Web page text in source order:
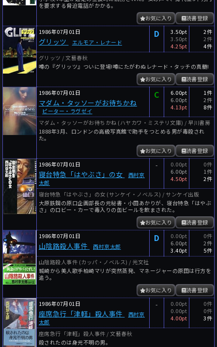
を要求する脅迫電話がかかる。
読書登録
お気に入り
1986年07月01日
グリッツ エルモア・レナード
D
3.50pt
3.50pt
4.25pt
2件
2件
4件
グリッツ / 文藝春秋
噂の『グリッツ』ついに登場!噂にたがわぬレナード・タッチの真髄!
読書登録
お気に入り
1986年07月01日
マダム・タッソーがお待ちかね
ピーター・ラヴゼイ
C
6.00pt
6.00pt
4.13pt
1件
2件
8件
マダム・タッソーがお待ちかね (ハヤカワ・ミステリ文庫) / 早川書房
1888年3月、ロンドンの高級写真館で助手をつとめる男が毒殺され
た。
読書登録
お気に入り
1986年07月01日
寝台特急「はやぶさ」の女
西村京
太郎
-
0.00pt
6.00pt
4.50pt
0件
1件
2件
寝台特急「はやぶさ」の女 (サンケイ・ノベルス) / サンケイ出版
大原鉄鋼の原口企画部長の元秘書・小田あかりが、寝台特急「はやぶ
さ」のロビー・カーで毒入りの缶ビールを飲まされた。
読書登録
お気に入り
1986年07月01日
山陰路殺人事件 西村京太郎
D
0.00pt
6.00pt
3.40pt
0件
2件
5件
山陰路殺人事件 (カッパ・ノベルス) / 光文社
城崎から美人歌手柏崎マリが突然蒸発、マネージャーの原田は行方を
追う。
読書登録
お気に入り
1986年07月01日
座席急行「津軽」殺人事件
西村京
太郎
-
0.00pt
0.00pt
4.00pt
0件
0件
3件
座席急行「津軽」殺人事件 / 文藝春秋
殺されたのは身元不明の男。